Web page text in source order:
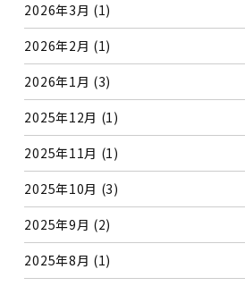
2026年3月 (1)
2026年2月 (1)
2026年1月 (3)
2025年12月 (1)
2025年11月 (1)
2025年10月 (3)
2025年9月 (2)
2025年8月 (1)